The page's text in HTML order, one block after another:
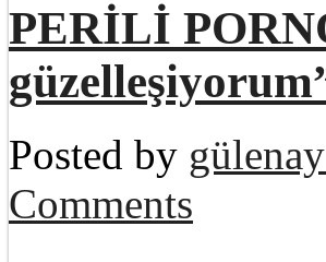
PERİLİ
Posted by
Comments